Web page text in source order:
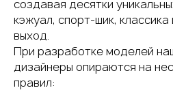
создавая десятки
кэжуал, спорт-шик,
выход.
При разработке моделей
дизайнеры опираются на
правил: